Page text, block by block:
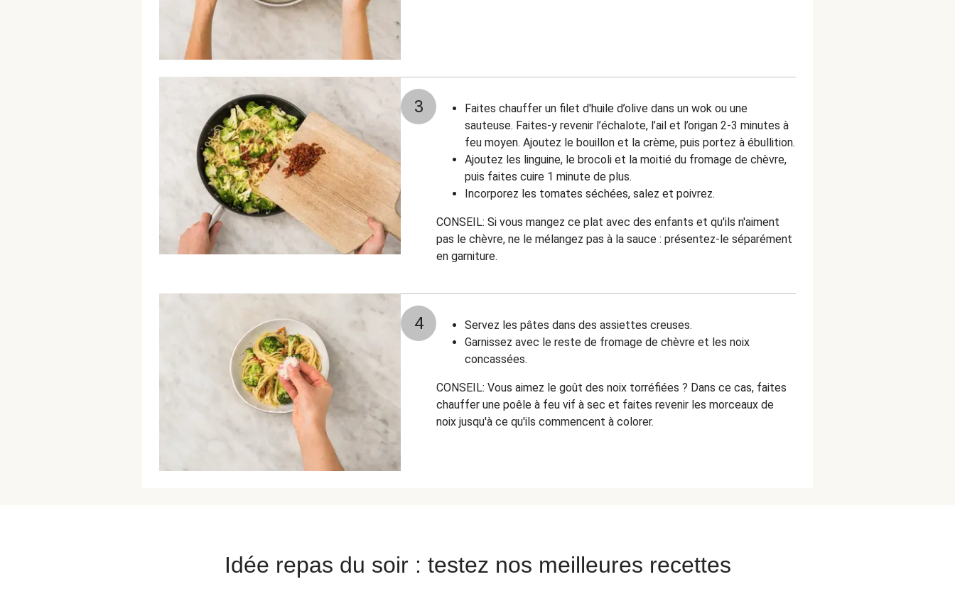
3
Faites chauffer un filet d'huile d’olive dans un wok ou une
sauteuse. Faites-y revenir l’échalote, l’ail et l’origan 2-3 minutes à
feu moyen. Ajoutez le bouillon et la crème, puis portez à ébullition.
Ajoutez les linguine, le brocoli et la moitié du fromage de chèvre,
puis faites cuire 1 minute de plus.
Incorporez les tomates séchées, salez et poivrez.
CONSEIL: Si vous mangez ce plat avec des enfants et qu'ils n'aiment
pas le chèvre, ne le mélangez pas à la sauce : présentez-le séparément
en garniture.
4
Servez les pâtes dans des assiettes creuses.
Garnissez avec le reste de fromage de chèvre et les noix
concassées.
CONSEIL: Vous aimez le goût des noix torréfiées ? Dans ce cas, faites
chauffer une poêle à feu vif à sec et faites revenir les morceaux de
noix jusqu'à ce qu'ils commencent à colorer.
Idée repas du soir : testez nos meilleures recettes